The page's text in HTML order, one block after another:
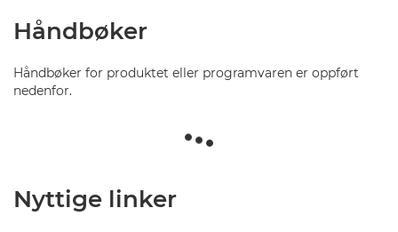
Håndbøker
Håndbøker for produktet eller programvaren er oppført
nedenfor.
Nyttige linker